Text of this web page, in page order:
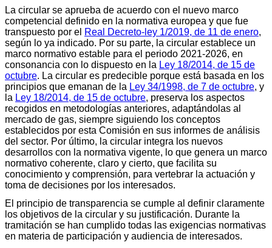
La circular se aprueba de acuerdo con el nuevo marco
competencial definido en la normativa europea y que fue
transpuesto por el Real Decreto-ley 1/2019, de 11 de enero,
según lo ya indicado. Por su parte, la circular establece un
marco normativo estable para el periodo 2021-2026, en
consonancia con lo dispuesto en la Ley 18/2014, de 15 de
octubre. La circular es predecible porque está basada en los
principios que emanan de la Ley 34/1998, de 7 de octubre, y
la Ley 18/2014, de 15 de octubre, preserva los aspectos
recogidos en metodologías anteriores, adaptándolas al
mercado de gas, siempre siguiendo los conceptos
establecidos por esta Comisión en sus informes de análisis
del sector. Por último, la circular integra los nuevos
desarrollos con la normativa vigente, lo que genera un marco
normativo coherente, claro y cierto, que facilita su
conocimiento y comprensión, para vertebrar la actuación y
toma de decisiones por los interesados.
El principio de transparencia se cumple al definir claramente
los objetivos de la circular y su justificación. Durante la
tramitación se han cumplido todas las exigencias normativas
en materia de participación y audiencia de interesados.